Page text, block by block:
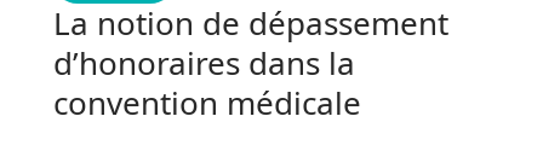
La notion de dépassement
d’honoraires dans la
convention médicale